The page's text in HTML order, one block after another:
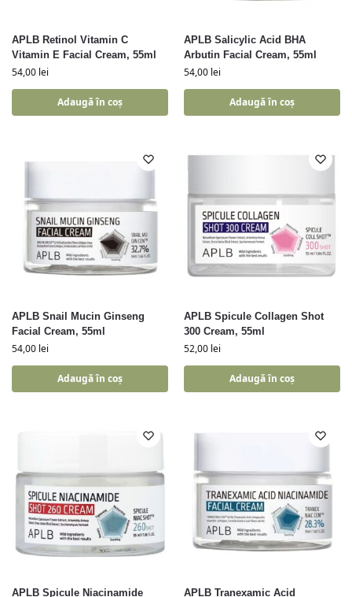
APLB Retinol Vitamin C
Vitamin E Facial Cream, 55ml
54,00 lei
Adaugă în coș
APLB Salicylic Acid BHA
Arbutin Facial Cream, 55ml
54,00 lei
Adaugă în coș
APLB Snail Mucin Ginseng
Facial Cream, 55ml
54,00 lei
Adaugă în coș
APLB Spicule Collagen Shot
300 Cream, 55ml
52,00 lei
Adaugă în coș
APLB Spicule Niacinamide
APLB Tranexamic Acid